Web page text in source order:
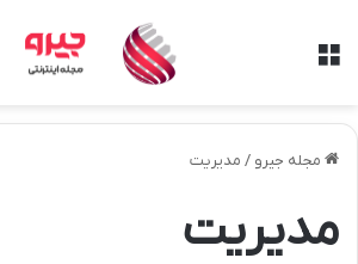
مجله جیرو / مدیریت
مدیریت